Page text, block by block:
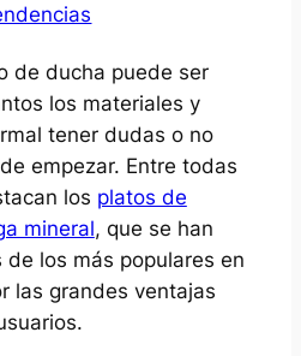
de ducha puede ser
los materiales y
tener dudas o no
empezar. Entre todas
los platos de
mineral, que se han
los más populares en
las grandes ventajas